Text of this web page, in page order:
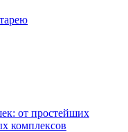
от простейших
комплексов